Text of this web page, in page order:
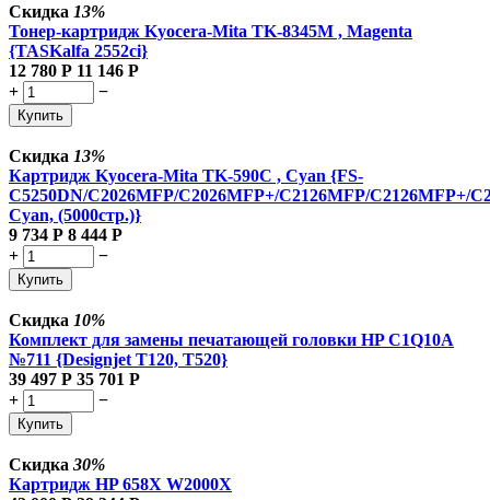
Скидка 13%
Тонер-картридж Kyocera-Mita TK-8345M , Magenta
{TASKalfa 2552ci}
12 780 Р 11 146 Р
+
−
Купить
Скидка 13%
Картридж Kyocera-Mita TK-590C , Cyan {FS-
C5250DN/C2026MFP/C2026MFP+/C2126MFP/C2126MFP+/
Cyan, (5000стр.)}
9 734 Р 8 444 Р
+
−
Купить
Скидка 10%
Комплект для замены печатающей головки HP C1Q10A
№711 {Designjet T120, T520}
39 497 Р 35 701 Р
+
−
Купить
Скидка 30%
Картридж HP 658X W2000X